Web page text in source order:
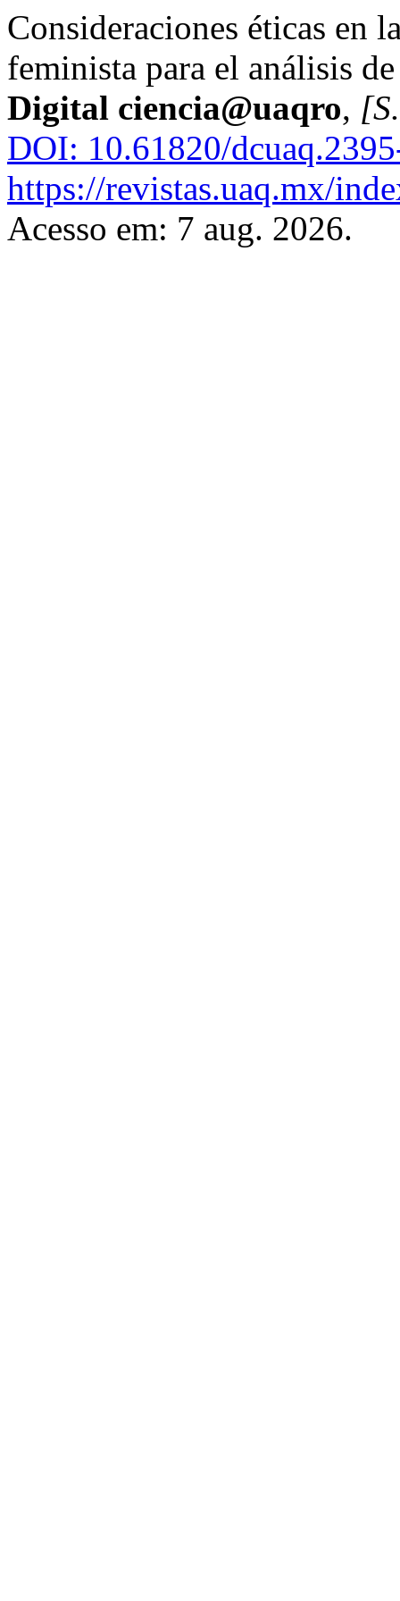
Consideraciones éticas en
feminista para el análisis
Digital ciencia@uaqro,
DOI: 10.61820/
https://revistas.uaq.mx/
Acesso em: 7 aug. 2026.